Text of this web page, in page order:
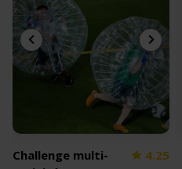
Challenge multi-
4.25